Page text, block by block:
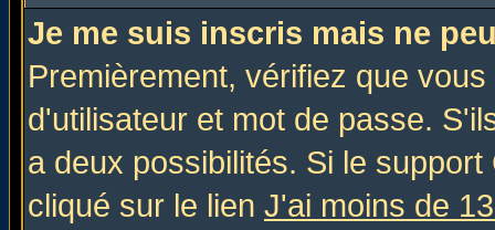
Je me suis inscris mais ne
Premièrement, vérifiez que
d'utilisateur et mot de passe.
a deux possibilités. Si le
cliqué sur le lien J'ai moins de